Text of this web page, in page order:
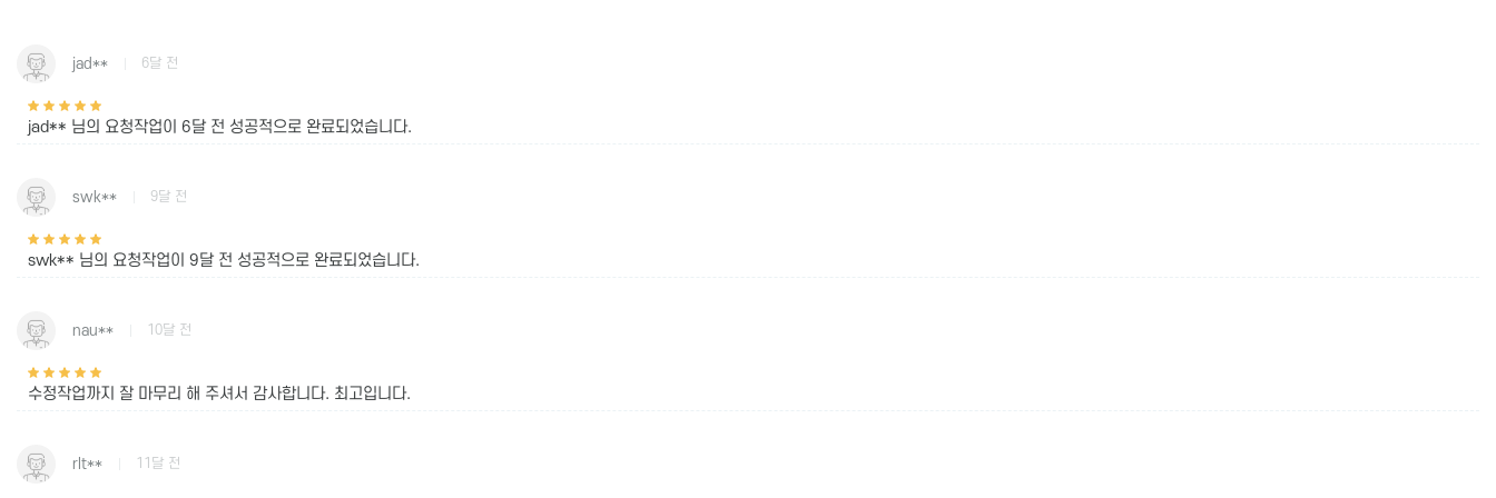
jad** 6달 전
jad** 님의 요청작업이 6달 전 성공적으로 완료되었습니다.
swk** 9달 전
swk** 님의 요청작업이 9달 전 성공적으로 완료되었습니다.
nau** 10달 전
수정작업까지 잘 마무리 해 주셔서 감사합니다. 최고입니다.
rlt** 11달 전